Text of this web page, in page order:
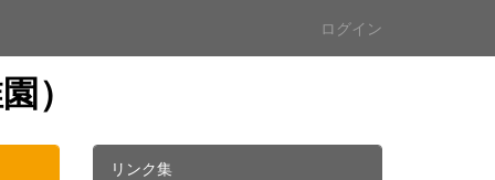
ログイン
）
リンク集